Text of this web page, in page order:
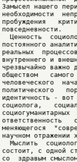
Замысел нашего
необходимости
пробуждения
повседневности.
Ценность
постоянного
реальных
внутреннего и
чрезвычайно важно
обществом
человеческого
политического
идентичность - вот
социолога,
ответственность
меняющегося
научном отражении
Мыслить
состоит, с одной
со  здравым